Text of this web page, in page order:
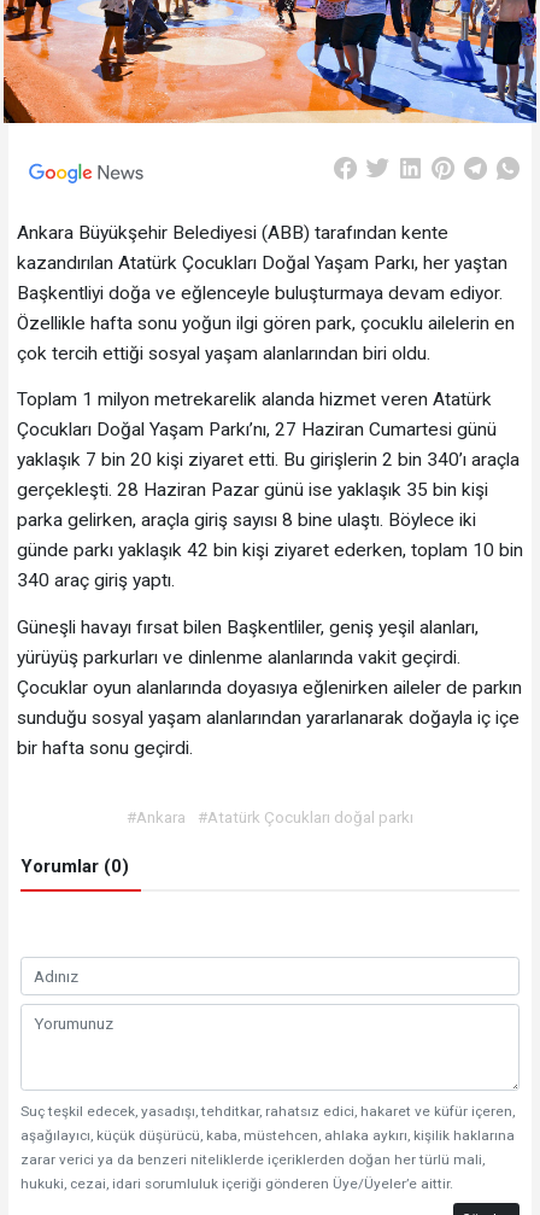
Ankara Büyükşehir Belediyesi (ABB) tarafından kente
kazandırılan Atatürk Çocukları Doğal Yaşam Parkı, her yaştan
Başkentliyi doğa ve eğlenceyle buluşturmaya devam ediyor.
Özellikle hafta sonu yoğun ilgi gören park, çocuklu ailelerin en
çok tercih ettiği sosyal yaşam alanlarından biri oldu.
Toplam 1 milyon metrekarelik alanda hizmet veren Atatürk
Çocukları Doğal Yaşam Parkı’nı, 27 Haziran Cumartesi günü
yaklaşık 7 bin 20 kişi ziyaret etti. Bu girişlerin 2 bin 340’ı araçla
gerçekleşti. 28 Haziran Pazar günü ise yaklaşık 35 bin kişi
parka gelirken, araçla giriş sayısı 8 bine ulaştı. Böylece iki
günde parkı yaklaşık 42 bin kişi ziyaret ederken, toplam 10 bin
340 araç giriş yaptı.
Güneşli havayı fırsat bilen Başkentliler, geniş yeşil alanları,
yürüyüş parkurları ve dinlenme alanlarında vakit geçirdi.
Çocuklar oyun alanlarında doyasıya eğlenirken aileler de parkın
sunduğu sosyal yaşam alanlarından yararlanarak doğayla iç içe
bir hafta sonu geçirdi.
#Ankara #Atatürk Çocukları doğal parkı
Yorumlar (0)
Suç teşkil edecek, yasadışı, tehditkar, rahatsız edici, hakaret ve küfür içeren,
aşağılayıcı, küçük düşürücü, kaba, müstehcen, ahlaka aykırı, kişilik haklarına
zarar verici ya da benzeri niteliklerde içeriklerden doğan her türlü mali,
hukuki, cezai, idari sorumluluk içeriği gönderen Üye/Üyeler’e aittir.